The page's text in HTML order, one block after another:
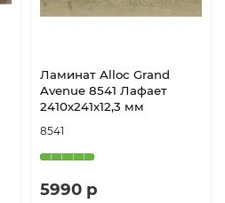
Ламинат Alloc Grand
Avenue 8541 Лафает
2410х241х12,3 мм
8541
5990 р